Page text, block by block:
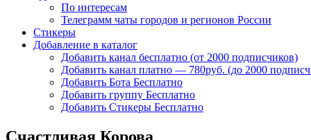
По интересам
Телеграмм чаты городов и регионов России
Стикеры
Добавление в каталог
Добавить канал бесплатно (от 2000 подписчиков)
Добавить канал платно — 780руб. (до 2000
Добавить Бота Бесплатно
Добавить группу Бесплатно
Добавить Стикеры Бесплатно